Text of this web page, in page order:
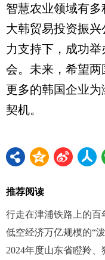
智慧农业领域有多
大韩贸易投资振
力支持下，成功
会。未来，希望
更多的韩国企业
契机。
推荐阅读
行走在津浦铁路上的百
低空经济万亿规模的“
2024年度山东省瞪羚